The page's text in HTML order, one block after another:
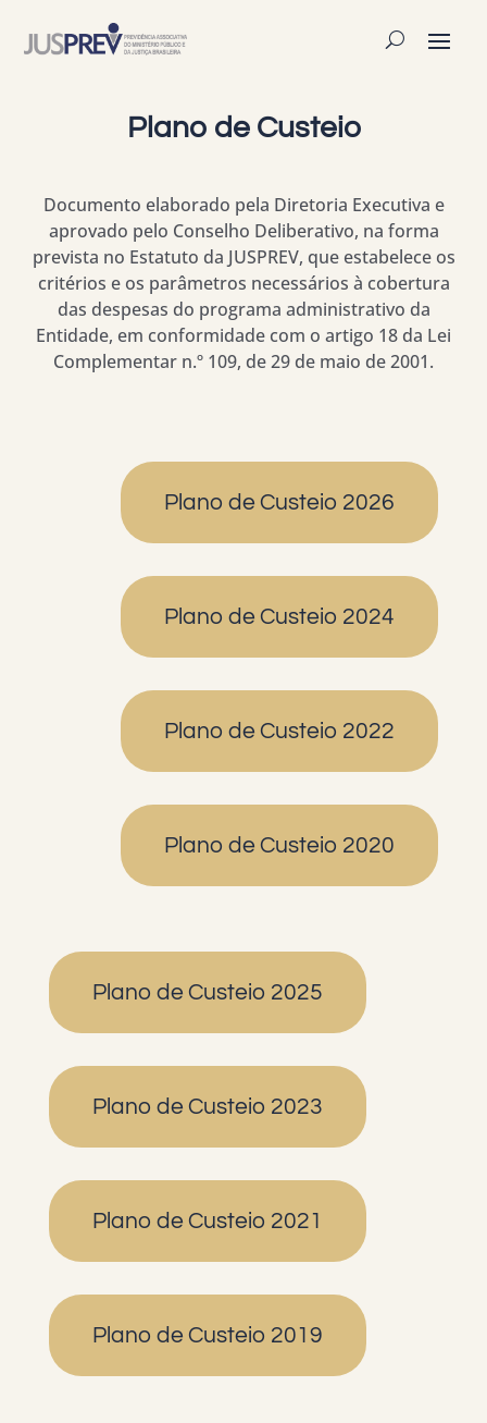
Plano de Custeio
Documento elaborado pela Diretoria Executiva e
aprovado pelo Conselho Deliberativo, na forma
prevista no Estatuto da JUSPREV, que estabelece os
critérios e os parâmetros necessários à cobertura
das despesas do programa administrativo da
Entidade, em conformidade com o artigo 18 da Lei
Complementar n.º 109, de 29 de maio de 2001.
Plano de Custeio 2026
Plano de Custeio 2024
Plano de Custeio 2022
Plano de Custeio 2020
Plano de Custeio 2025
Plano de Custeio 2023
Plano de Custeio 2021
Plano de Custeio 2019